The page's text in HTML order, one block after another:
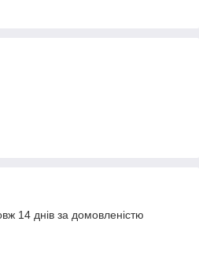
14 днів за домовленістю